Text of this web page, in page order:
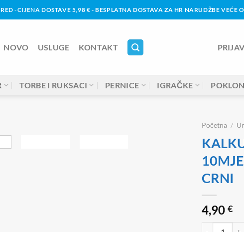
-CIJENA DOSTAVE 5,98 € - BESPLATNA DOSTAVA ZA HR NARUDŽBE VEĆE
NOVO USLUGE KONTAKT
TORBE I RUKSACI PERNICE IGRAČKE
Početna /
CRNI
4,90 €